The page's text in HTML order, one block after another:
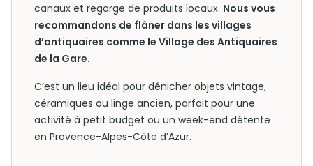
canaux et regorge de produits locaux. Nous vous
recommandons de flâner dans les villages
d’antiquaires comme le Village des Antiquaires
de la Gare.
C’est un lieu idéal pour dénicher objets vintage,
céramiques ou linge ancien, parfait pour une
activité à petit budget ou un week-end détente
en Provence-Alpes-Côte d’Azur.